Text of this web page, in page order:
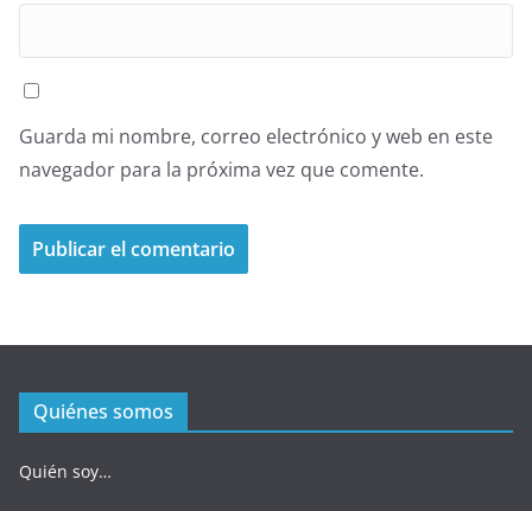
Guarda mi nombre, correo electrónico y web en este
navegador para la próxima vez que comente.
Quiénes somos
Quién soy…